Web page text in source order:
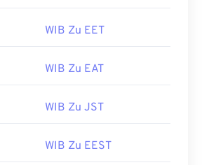
WIB Zu EET
WIB Zu EAT
WIB Zu JST
WIB Zu EEST